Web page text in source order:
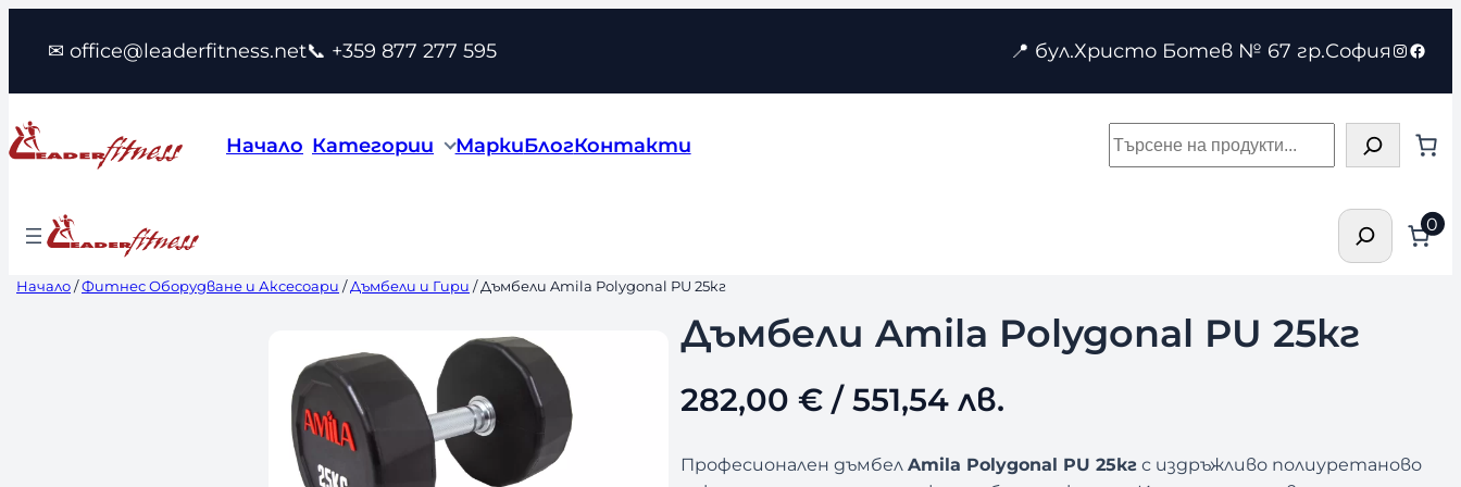
съдържанието
✉ office@leaderfitness.net📞 +359 877 277 595 📍 бул.Христо Ботев № 67 гр.София
Начало Категории МаркиБлогКонтакти Търсене
Търсене0
Начало/Фитнес Оборудване и Аксесоари /Дъмбели и Гири / Дъмбели Amila Polygonal PU 25кг
Дъмбели Amila Polygonal PU 25кг
282,00 €/ 551,54 лв.
Професионален дъмбел Amila Polygonal PU 25кг с издръжливо полиуретаново